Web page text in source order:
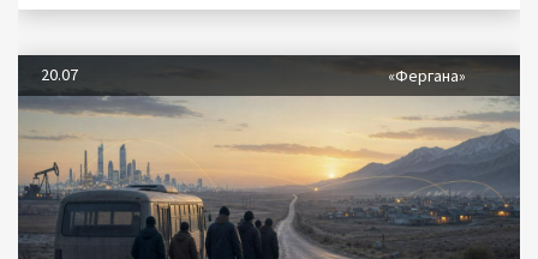
20.07 «Фергана»